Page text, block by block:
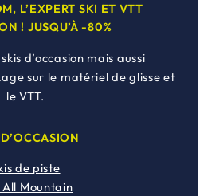
L’EXPERT SKI ET VTT
! JUSQU’À -80%
d’occasion mais aussi
sur le matériel de glisse et
le VTT.
de piste
All Mountain